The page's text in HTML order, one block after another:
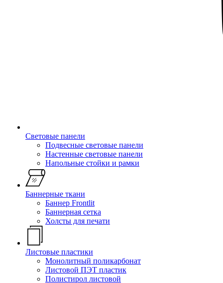
Световые панели
Подвесные световые панели
Настенные световые панели
Напольные стойки и рамки
Баннерные ткани
Баннер Frontlit
Баннерная сетка
Холсты для печати
Листовые пластики
Монолитный поликарбонат
Листовой ПЭТ пластик
Полистирол листовой